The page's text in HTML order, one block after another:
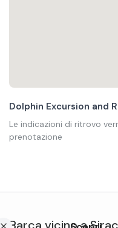
Dolphin Excursion and
Le indicazioni di ritrovo
prenotazione
Barca vicino a